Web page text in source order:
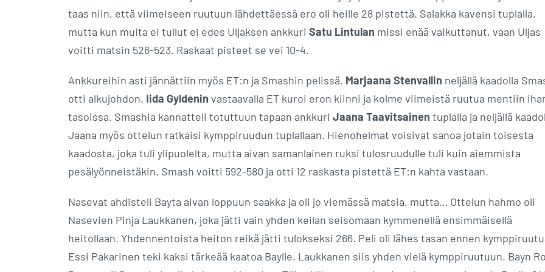
taas niin, että viimeiseen ruutuun lähdettäessä ero oli heille 28 pistettä. Salakka kavensi tuplalla,
mutta kun muita ei tullut ei edes Uljaksen ankkuri Satu Lintulan missi enää vaikuttanut, vaan Uljas
voitti matsin 526-523. Raskaat pisteet se vei 10-4.
Ankkureihin asti jännättiin myös ET:n ja Smashin pelissä. Marjaana Stenvallin neljällä kaadolla
otti alkujohdon. Iida Gyldenin vastaavalla ET kuroi eron kiinni ja kolme viimeistä ruutua mentiin
tasoissa. Smashia kannatteli totuttuun tapaan ankkuri Jaana Taavitsainen tuplalla ja neljällä
Jaana myös ottelun ratkaisi kymppiruudun tuplallaan. Hienohelmat voisivat sanoa jotain toisesta
kaadosta, joka tuli ylipuolelta, mutta aivan samanlainen ruksi tulosruudulle tuli kuin aiemmista
pesälyönneistäkin. Smash voitti 592-580 ja otti 12 raskasta pistettä ET:n kahta vastaan.
Nasevat ahdisteli Bayta aivan loppuun saakka ja oli jo viemässä matsia, mutta… Ottelun hahmo oli
Nasevien Pinja Laukkanen, joka jätti vain yhden keilan seisomaan kymmenellä ensimmäisellä
heitollaan. Yhdennentoista heiton reikä jätti tulokseksi 266. Peli oli lähes tasan ennen
Essi Pakarinen teki kaksi tärkeää kaatoa Baylle. Laukkanen siis yhden vielä kymppiruutuun. Bayn